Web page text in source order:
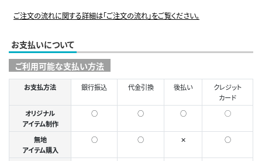
ご注文の流れに関する詳細は「ご注文の流れ」をご覧ください。
お支払いについて
ご利用可能な支払い方法
お支払方法 銀行振込 代金引換 後払い
クレジット
カード
オリジナル
アイテム制作
○ ○ ○ ◯
無地
アイテム購入
○ ○ ✕ ○